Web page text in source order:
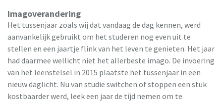
Imagoverandering
Het tussenjaar zoals wij dat vandaag de dag kennen, werd
aanvankelijk gebruikt om het studeren nog even uit te
stellen en een jaartje flink van het leven te genieten. Het jaar
had daarmee wellicht niet het allerbeste imago. De invoering
van het leenstelsel in 2015 plaatste het tussenjaar in een
nieuw daglicht. Nu van studie switchen of stoppen een stuk
kostbaarder werd, leek een jaar de tijd nemen om te